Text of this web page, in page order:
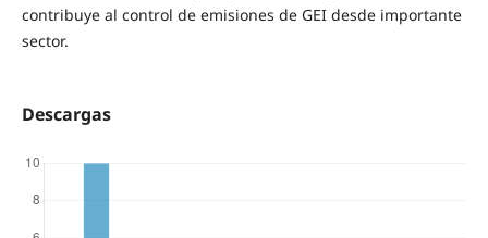
contribuye al control de emisiones de GEI desde importante
sector.
Descargas